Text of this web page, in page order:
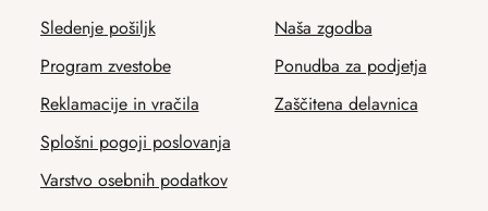
Sledenje pošiljk
Program zvestobe
Reklamacije in vračila
Splošni pogoji poslovanja
Varstvo osebnih podatkov
Naša zgodba
Ponudba za podjetja
Zaščitena delavnica